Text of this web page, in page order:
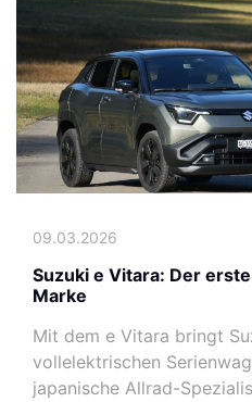
09.03.2026
Suzuki e Vitara: Der
Marke
Mit dem e Vitara bringt
vollelektrischen
japanische Allrad-